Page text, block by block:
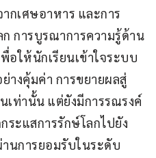
กเศษอาหาร และการ
การบูรณาการความรู้ด้าน
อให้นักเรียนเข้าใจระบบ
างคุ้มค่า การขยายผลสู่
เท่านั้น แต่ยังมีการรณรงค์
ระแสการรักษ์โลกไปยัง
นการยอมรับในระดับ